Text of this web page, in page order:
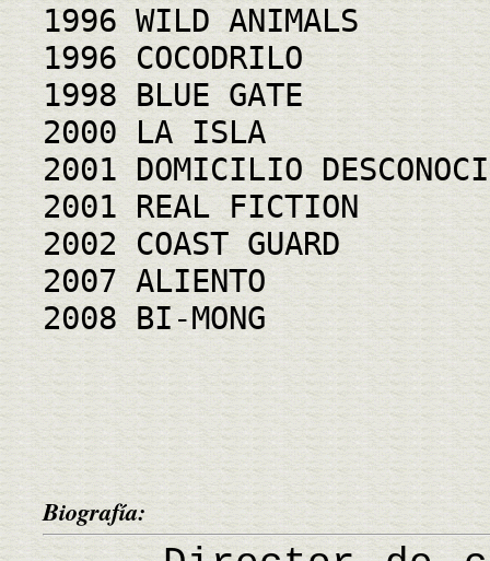
1996 WILD ANIMALS
1996 COCODRILO
1998 BLUE GATE
2000 LA ISLA
2001 DOMICILIO
2001 REAL FICTION
2002 COAST GUARD
2007 ALIENTO
2008 BI-MONG
Biografía: